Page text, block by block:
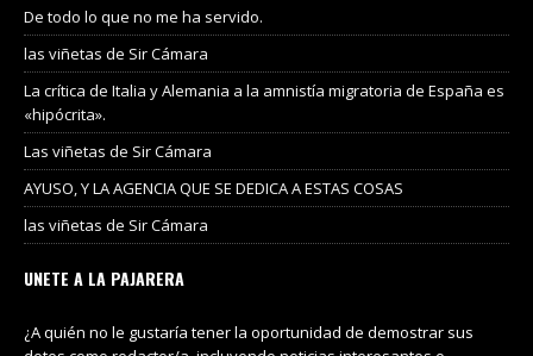
De todo lo que no me ha servido.
las viñetas de Sir Cámara
La crítica de Italia y Alemania a la amnistía migratoria de España es
«hipócrita».
Las viñetas de Sir Cámara
AYUSO, Y LA AGENCIA QUE SE DEDICA A ESTAS COSAS
las viñetas de Sir Cámara
UNETE A LA PAJARERA
¿A quién no le gustaría tener la oportunidad de demostrar sus